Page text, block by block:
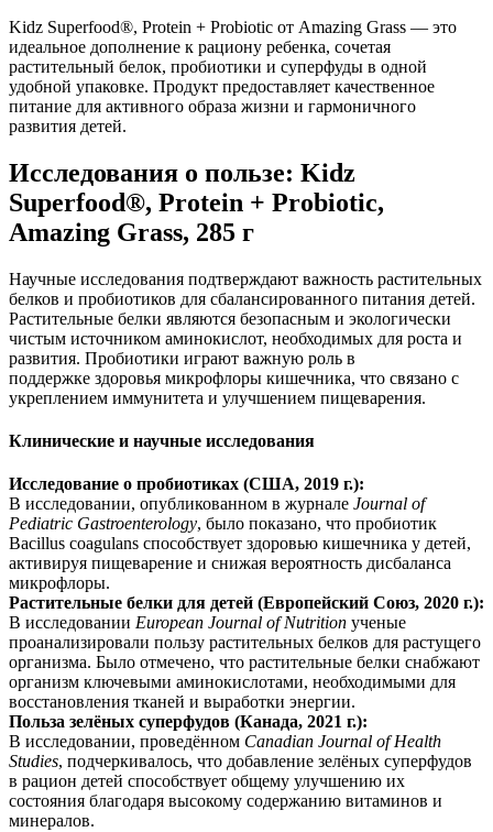
Kidz Superfood®, Protein + Probiotic от Amazing Grass — это
идеальное дополнение к рациону ребенка, сочетая
растительный белок, пробиотики и суперфуды в одной
удобной упаковке. Продукт предоставляет качественное
питание для активного образа жизни и гармоничного
развития детей.
Исследования о пользе: Kidz
Superfood®, Protein + Probiotic,
Amazing Grass, 285 г
Научные исследования подтверждают важность растительных
белков и пробиотиков для сбалансированного питания детей.
Растительные белки являются безопасным и экологически
чистым источником аминокислот, необходимых для роста и
развития. Пробиотики играют важную роль в
поддержке здоровья микрофлоры кишечника, что связано с
укреплением иммунитета и улучшением пищеварения.
Клинические и научные исследования
Исследование о пробиотиках (США, 2019 г.):
В исследовании, опубликованном в журнале Journal of
Pediatric Gastroenterology, было показано, что пробиотик
Bacillus coagulans способствует здоровью кишечника у детей,
активируя пищеварение и снижая вероятность дисбаланса
микрофлоры.
Растительные белки для детей (Европейский Союз, 2020 г.):
В исследовании European Journal of Nutrition ученые
проанализировали пользу растительных белков для растущего
организма. Было отмечено, что растительные белки снабжают
организм ключевыми аминокислотами, необходимыми для
восстановления тканей и выработки энергии.
Польза зелёных суперфудов (Канада, 2021 г.):
В исследовании, проведённом Canadian Journal of Health
Studies, подчеркивалось, что добавление зелёных суперфудов
в рацион детей способствует общему улучшению их
состояния благодаря высокому содержанию витаминов и
минералов.